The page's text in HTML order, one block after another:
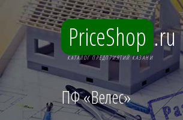
PriceShop .ru
КАТАЛОГ ПРЕДПРИЯТИЙ КАЗАНИ
ПФ «Велес»